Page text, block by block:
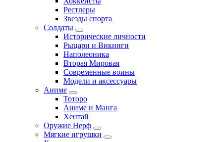
Рестлеры
Звезды спорта
Солдаты
Исторические личности
Рыцари и Викинги
Наполеоника
Вторая Мировая
Современные воины
Модели и аксессуары
Аниме
Тоторо
Аниме и Манга
Хентай
Оружие Нерф
Мягкие игрушки